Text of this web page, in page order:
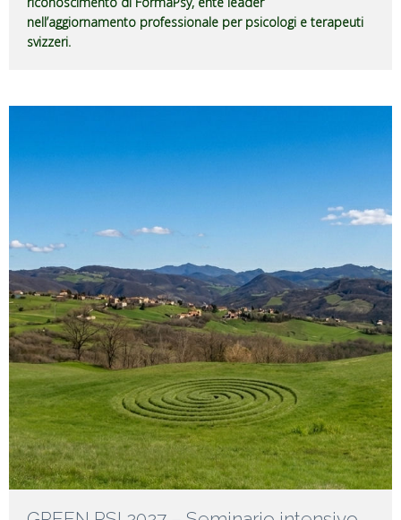
nell’aggiornamento professionale per psicologi e terapeuti
svizzeri.